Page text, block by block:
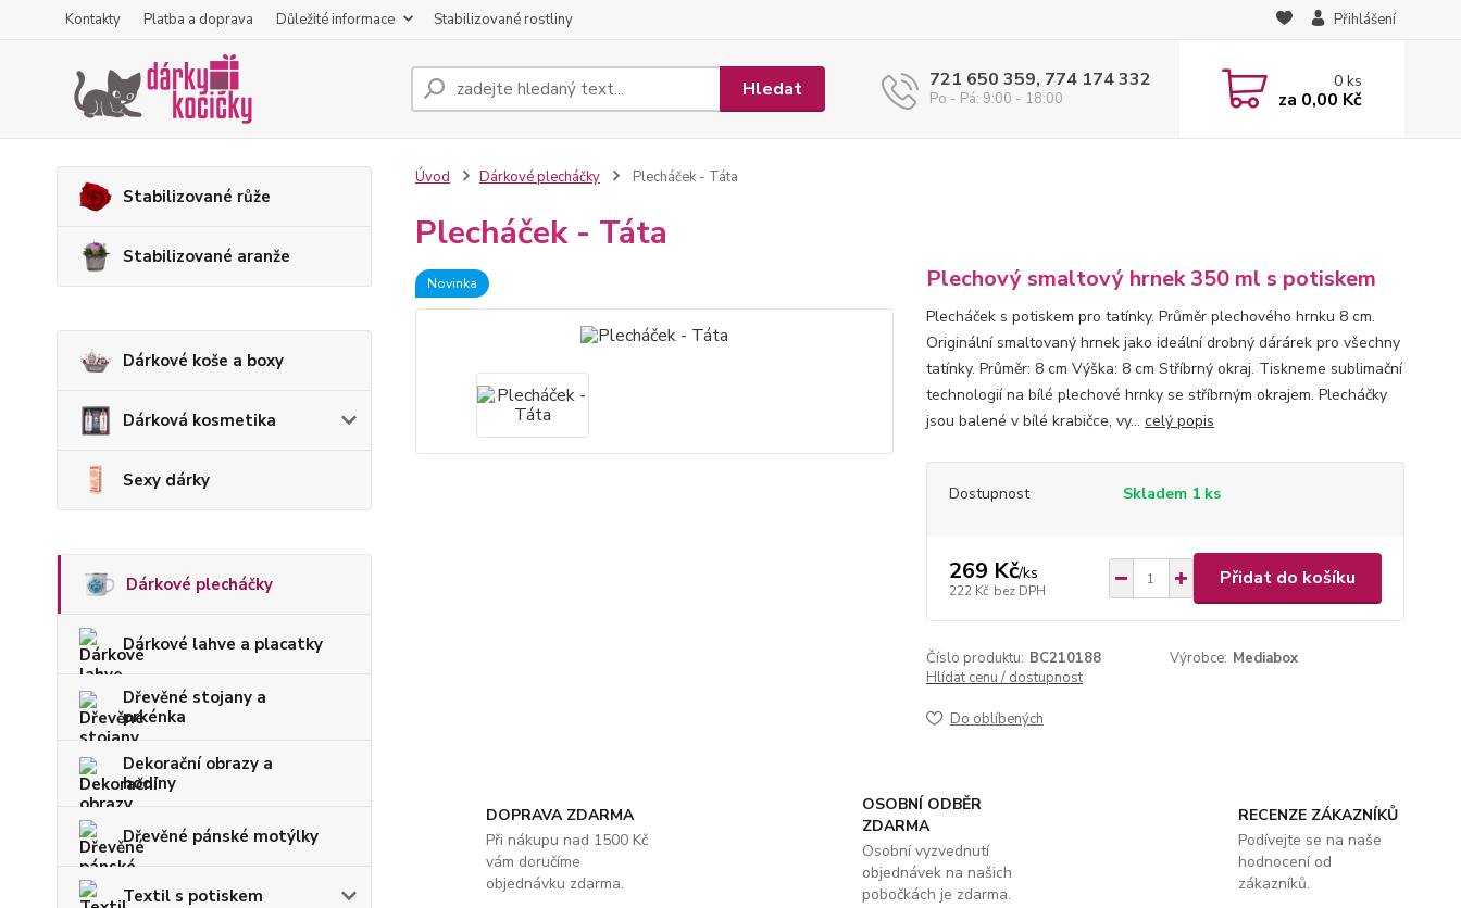
Kontakty Platba a doprava Důležité informace Stabilizované rostliny Přihlášení
Hledat 721 650 359, 774 174 332
Po - Pá: 9:00 - 18:00
0ks
za 0,00 Kč
Stabilizované růže
Stabilizované aranže
Dárkové koše a boxy
Dárková kosmetika
Sexy dárky
Dárkové plecháčky
Dárkové lahve a placatky
Dřevěné stojany a
prkénka
Dekorační obrazy a
hodiny
Dřevěné pánské motýlky
Textil s potiskem
Úvod Dárkové plecháčky Plecháček - Táta
Plecháček - Táta
Novinka Plechový smaltový hrnek 350 ml s potiskem
Plecháček s potiskem pro tatínky. Průměr plechového hrnku 8 cm.
Originální smaltovaný hrnek jako ideální drobný dárárek pro všechny
tatínky. Průměr: 8 cm Výška: 8 cm Stříbrný okraj. Tiskneme sublimační
technologií na bílé plechové hrnky se stříbrným okrajem. Plecháčky
jsou balené v bílé krabičce, vy... celý popis
Dostupnost Skladem 1 ks
269 Kč/ks
222 Kč bez DPH
Přidat do košíku
Číslo produktu: BC210188 Výrobce: Mediabox
Hlídat cenu / dostupnost
Do oblíbených
DOPRAVA ZDARMA
Při nákupu nad 1500 Kč
vám doručíme
objednávku zdarma.
OSOBNÍ ODBĚR
ZDARMA
Osobní vyzvednutí
objednávek na našich
pobočkách je zdarma.
RECENZE ZÁKAZNÍKŮ
Podívejte se na naše
hodnocení od
zákazníků.